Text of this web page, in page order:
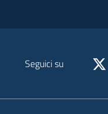
Seguici su